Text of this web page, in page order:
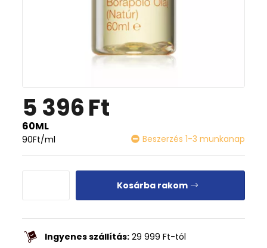
5 396Ft
60ML
90Ft/ml Beszerzés 1-3 munkanap
Kosárba rakom
Ingyenes szállítás: 29 999 Ft-tól